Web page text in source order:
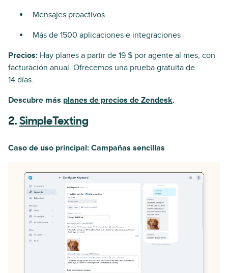
Mensajes proactivos
Más de 1500 aplicaciones e integraciones
Precios: Hay planes a partir de 19 $ por agente al mes, con
facturación anual. Ofrecemos una prueba gratuita de
14 días.
Descubre más planes de precios de Zendesk.
2. SimpleTexting
Caso de uso principal: Campañas sencillas